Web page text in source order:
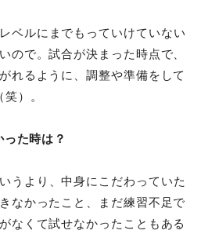
ベルにまでもっていけていない
ので。試合が決まった時点で、
れるように、調整や準備をして
）。
た時は？
うより、中身にこだわっていた
なかったこと、まだ練習不足で
なくて試せなかったこともある